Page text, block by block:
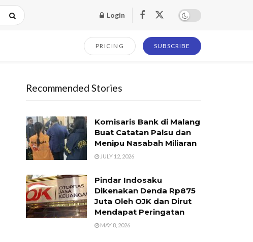
Login
PRICING SUBSCRIBE
Recommended Stories
Komisaris Bank di Malang
Buat Catatan Palsu dan
Menipu Nasabah Miliaran
JULY 12, 2026
Pindar Indosaku
Dikenakan Denda Rp875
Juta Oleh OJK dan Dirut
Mendapat Peringatan
MAY 8, 2026